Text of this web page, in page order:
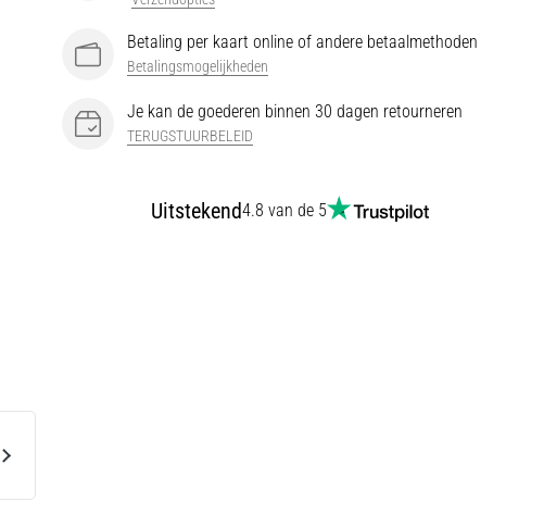
Betaling per kaart online of andere betaalmethoden
Betalingsmogelijkheden
Je kan de goederen binnen 30 dagen retourneren
TERUGSTUURBELEID
Uitstekend4.8 van de 5